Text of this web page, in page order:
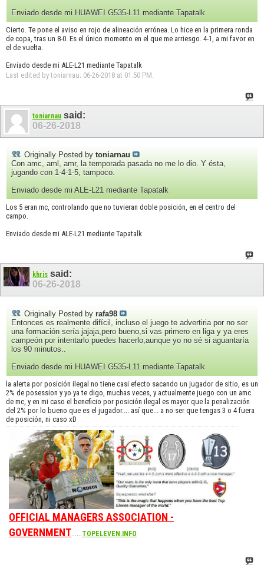
Enviado desde mi HUAWEI G535-L11 mediante Tapatalk
Cierto. Te pone el aviso en rojo de alineación errónea. Lo hice en la primera ronda
de copa, tras un 8-0. Es el único momento en el que me arriesgo. 4-1, a mi favor en
el de vuelta.
Enviado desde mi ALE-L21 mediante Tapatalk
Last edited by toniarnau; 06-26-2018 at 01:50 PM.
toniarnau said:
06-26-2018
Originally Posted by toniarnau
Con amc, aml, amr, la temporada pasada no me lo dio. Y ésta,
jugando con 1-4-1-5, tampoco.
Enviado desde mi ALE-L21 mediante Tapatalk
Los 5 eran mc, controlando que no tuvieran doble posición, en el centro del
campo.
Enviado desde mi ALE-L21 mediante Tapatalk
khris said:
06-26-2018
Originally Posted by rafa98
Entonces es realmente difícil, incluso el juego te advertiria por no ser
una formación sería jajaja,pero bueno,si vas primero en liga y ya eres
campeón por intentarlo puedes hacerlo,aunque yo no sé si aguantaría
los 90 minutos..
Enviado desde mi HUAWEI G535-L11 mediante Tapatalk
la alerta por posición ilegal no tiene casi efecto sacando un jugador de sitio, es un
2% de posession y yo ya te digo, muchas veces, y actualmente juego con un amc
de mc, y en mi caso el beneficio por posición ilegal es mayor que la penalización
del 2% por lo bueno que es el jugador.... así que... a no ser que tengas 3 o 4 fuera
de posición, ni caso xD
OFFICIAL MANAGERS ASSOCIATION -
GOVERNMENT......TOPELEVEN.INFO